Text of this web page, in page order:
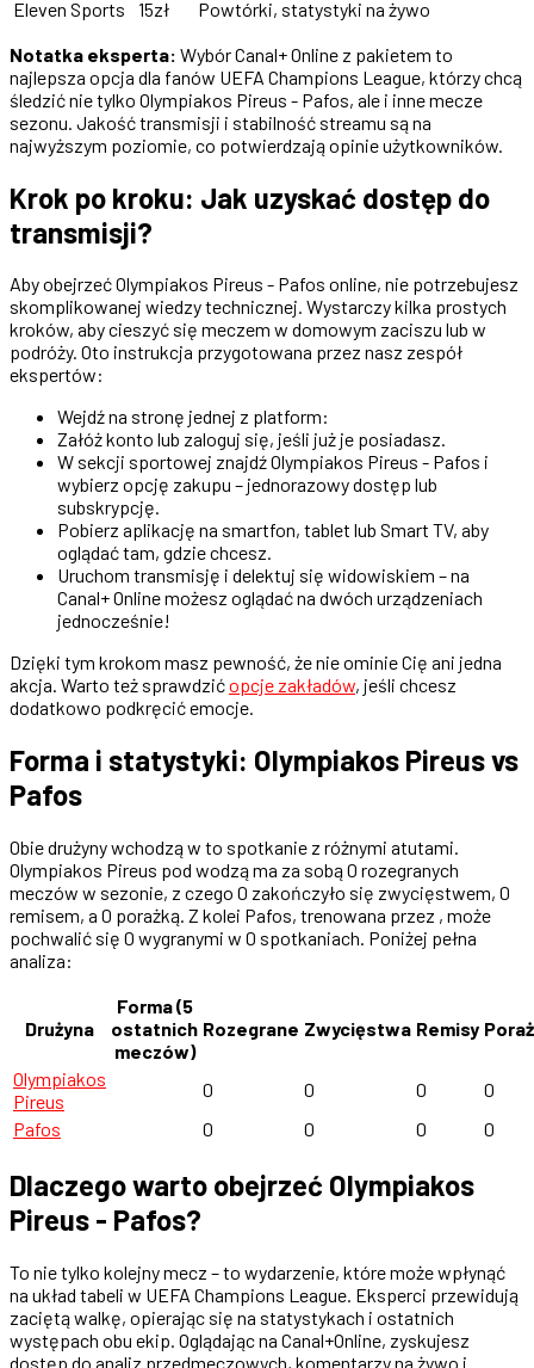
Eleven Sports 15zł
Powtórki, statystyki na żywo
Notatka eksperta: Wybór Canal+ Online z pakietem to
najlepsza opcja dla fanów UEFA Champions League, którzy chcą
śledzić nie tylko Olympiakos Pireus - Pafos, ale i inne mecze
sezonu. Jakość transmisji i stabilność streamu są na
najwyższym poziomie, co potwierdzają opinie użytkowników.
Krok po kroku: Jak uzyskać dostęp do
transmisji?
Aby obejrzeć Olympiakos Pireus - Pafos online, nie potrzebujesz
skomplikowanej wiedzy technicznej. Wystarczy kilka prostych
kroków, aby cieszyć się meczem w domowym zaciszu lub w
podróży. Oto instrukcja przygotowana przez nasz zespół
ekspertów:
Wejdź na stronę jednej z platform:
Załóż konto lub zaloguj się, jeśli już je posiadasz.
W sekcji sportowej znajdź Olympiakos Pireus - Pafos i
wybierz opcję zakupu – jednorazowy dostęp lub
subskrypcję.
Pobierz aplikację na smartfon, tablet lub Smart TV, aby
oglądać tam, gdzie chcesz.
Uruchom transmisję i delektuj się widowiskiem – na
Canal+ Online możesz oglądać na dwóch urządzeniach
jednocześnie!
Dzięki tym krokom masz pewność, że nie ominie Cię ani jedna
akcja. Warto też sprawdzićopcje zakładów, jeśli chcesz
dodatkowo podkręcić emocje.
Forma i statystyki: Olympiakos Pireus vs
Pafos
Obie drużyny wchodzą w to spotkanie z różnymi atutami.
Olympiakos Pireus pod wodzą ma za sobą 0 rozegranych
meczów w sezonie, z czego 0 zakończyło się zwycięstwem, 0
remisem, a 0 porażką. Z kolei Pafos, trenowana przez , może
pochwalić się 0 wygranymi w 0 spotkaniach. Poniżej pełna
analiza:
Drużyna
Forma (5
ostatnich
meczów)
Rozegrane Zwycięstwa Remisy
Olympiakos
Pireus
0 0 0
0
Pafos
0 0 0 0
Dlaczego warto obejrzeć Olympiakos
Pireus - Pafos?
To nie tylko kolejny mecz – to wydarzenie, które może wpłynąć
na układ tabeli w UEFA Champions League. Eksperci przewidują
zaciętą walkę, opierając się na statystykach i ostatnich
występach obu ekip. Oglądając na Canal+Online, zyskujesz
dostęp do analiz przedmeczowych, komentarzy na żywo i